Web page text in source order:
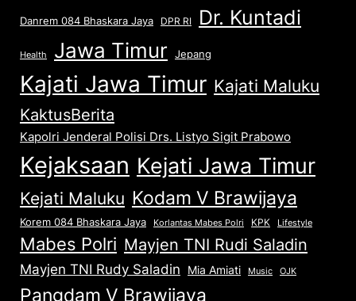
Danrem 084 Bhaskara Jaya DPR RI Dr. Kuntadi
Health Jawa Timur Jepang
Kajati Jawa Timur Kajati Maluku
KaktusBerita
Kapolri Jenderal Polisi Drs. Listyo Sigit Prabowo
Kejaksaan Kejati Jawa Timur
Kejati Maluku Kodam V Brawijaya
Korem 084 Bhaskara Jaya Korlantas Mabes Polri KPK Lifestyle
Mabes Polri Mayjen TNI Rudi Saladin
Mayjen TNI Rudy Saladin Mia Amiati Music OJK
Pangdam V Brawijaya